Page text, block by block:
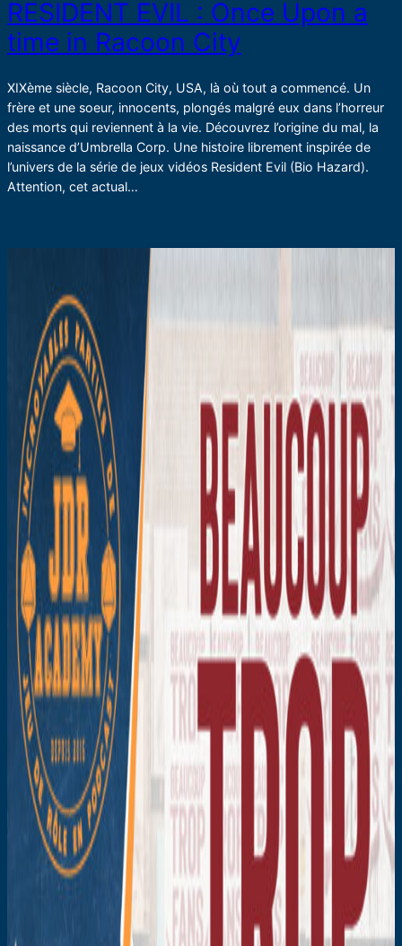
RESIDENT EVIL : Once Upon a
time in Racoon City
XIXème siècle, Racoon City, USA, là où tout a commencé. Un
frère et une soeur, innocents, plongés malgré eux dans l’horreur
des morts qui reviennent à la vie. Découvrez l’origine du mal, la
naissance d’Umbrella Corp. Une histoire librement inspirée de
l’univers de la série de jeux vidéos Resident Evil (Bio Hazard).
Attention, cet actual…